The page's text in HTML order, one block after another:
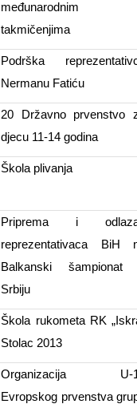
međunarodnim
takmičenjima
Podrška
Nermanu Fatiću
20 Državno prvenstvo
djecu 11-14 godina
Škola plivanja
Priprema i
reprezentativaca BiH
Balkanski šampionat
Srbiju
Škola rukometa RK
Stolac 2013
Organizacija U-
Evropskog prvenstva